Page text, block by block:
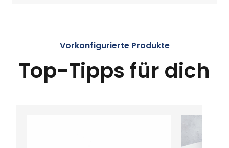
Vorkonfigurierte Produkte
Top-Tipps für dich